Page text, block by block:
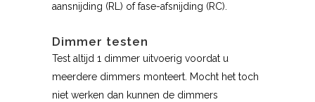
aansnijding (RL) of fase-afsnijding (RC).
Dimmer testen
Test altijd 1 dimmer uitvoerig voordat u
meerdere dimmers monteert. Mocht het toch
niet werken dan kunnen de dimmers